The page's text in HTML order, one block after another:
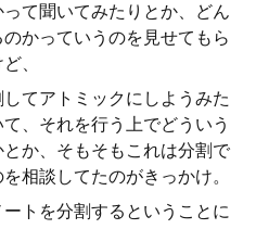
て聞いてみたりとか、どん
かっていうのを見せてもら
、
てアトミックにしようみた
、それを行う上でどういう
か、そもそもこれは分割で
相談してたのがきっかけ。
トを分割するということに